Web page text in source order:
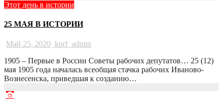
Этот день в истории
25 МАЯ В ИСТОРИИ
Май 25, 2020 kprf_admin
1905 – Первые в России Советы рабочих депутатов… 25 (12)
мая 1905 года началась всеобщая стачка рабочих Иваново-
Вознесенска, приведшая к созданию…